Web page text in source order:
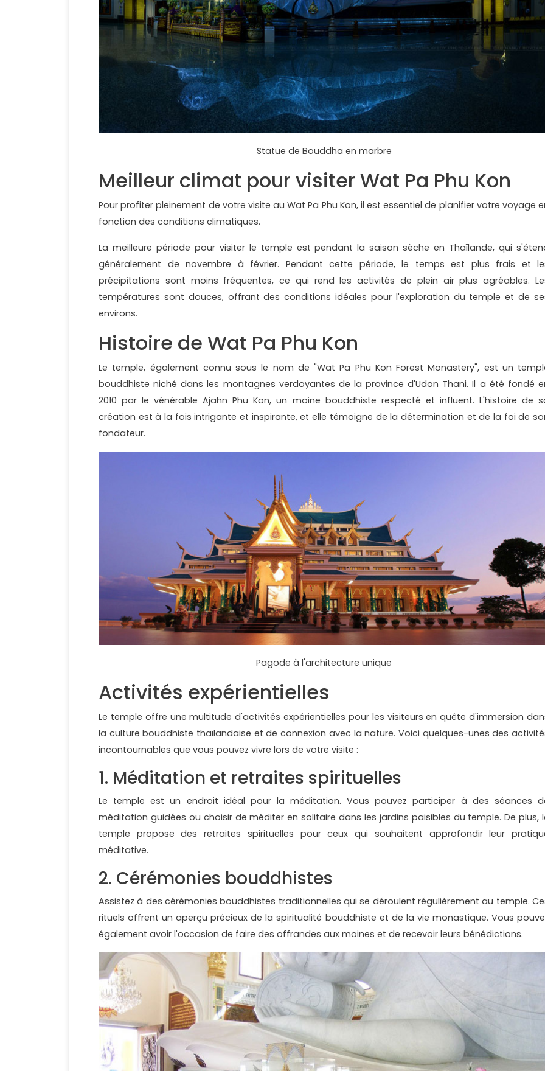
Statue de Bouddha en marbre
Meilleur climat pour visiter Wat Pa Phu Kon
Pour profiter pleinement de votre visite au Wat Pa Phu Kon, il est essentiel de planifier votre voyage
fonction des conditions climatiques.
La meilleure période pour visiter le temple est pendant la saison sèche en Thaïlande, qui
généralement de novembre à février. Pendant cette période, le temps est plus frais et
précipitations sont moins fréquentes, ce qui rend les activités de plein air plus agréables.
températures sont douces, offrant des conditions idéales pour l'exploration du temple et de
environs.
Histoire de Wat Pa Phu Kon
Le temple, également connu sous le nom de "Wat Pa Phu Kon Forest Monastery", est un
bouddhiste niché dans les montagnes verdoyantes de la province d'Udon Thani. Il a été fondé
2010 par le vénérable Ajahn Phu Kon, un moine bouddhiste respecté et influent. L'histoire de
création est à la fois intrigante et inspirante, et elle témoigne de la détermination et de la foi de
fondateur.
Pagode à l'architecture unique
Activités expérientielles
Le temple offre une multitude d'activités expérientielles pour les visiteurs en quête d'immersion
la culture bouddhiste thaïlandaise et de connexion avec la nature. Voici quelques-unes des
incontournables que vous pouvez vivre lors de votre visite :
1. Méditation et retraites spirituelles
Le temple est un endroit idéal pour la méditation. Vous pouvez participer à des séances
méditation guidées ou choisir de méditer en solitaire dans les jardins paisibles du temple. De plus,
temple propose des retraites spirituelles pour ceux qui souhaitent approfondir leur
méditative.
2. Cérémonies bouddhistes
Assistez à des cérémonies bouddhistes traditionnelles qui se déroulent régulièrement au temple.
rituels offrent un aperçu précieux de la spiritualité bouddhiste et de la vie monastique. Vous
également avoir l'occasion de faire des offrandes aux moines et de recevoir leurs bénédictions.